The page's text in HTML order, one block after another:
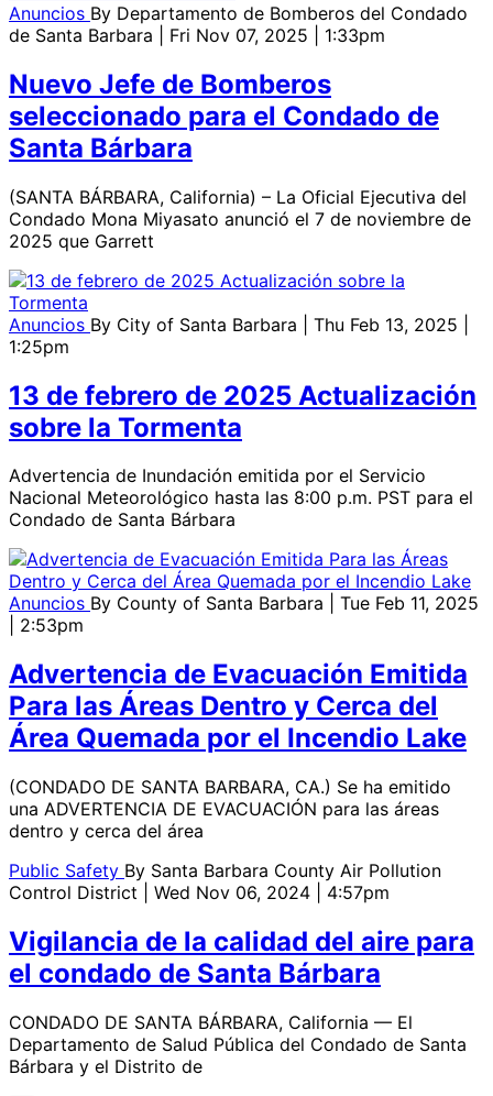
Anuncios By Departamento de Bomberos del Condado
de Santa Barbara
| Fri Nov 07, 2025 | 1:33pm
Nuevo Jefe de Bomberos
seleccionado para el Condado de
Santa Bárbara
(SANTA BÁRBARA, California) – La Oficial Ejecutiva del
Condado Mona Miyasato anunció el 7 de noviembre de
2025 que Garrett
Anuncios By City of Santa Barbara
| Thu Feb 13, 2025 |
1:25pm
13 de febrero de 2025 Actualización
sobre la Tormenta
Advertencia de Inundación emitida por el Servicio
Nacional Meteorológico hasta las 8:00 p.m. PST para el
Condado de Santa Bárbara
Anuncios By County of Santa Barbara
| Tue Feb 11, 2025
| 2:53pm
Advertencia de Evacuación Emitida
Para las Áreas Dentro y Cerca del
Área Quemada por el Incendio Lake
(CONDADO DE SANTA BARBARA, CA.) Se ha emitido
una ADVERTENCIA DE EVACUACIÓN para las áreas
dentro y cerca del área
Public Safety By Santa Barbara County Air Pollution
Control District
| Wed Nov 06, 2024 | 4:57pm
Vigilancia de la calidad del aire para
el condado de Santa Bárbara
CONDADO DE SANTA BÁRBARA, California — El
Departamento de Salud Pública del Condado de Santa
Bárbara y el Distrito de